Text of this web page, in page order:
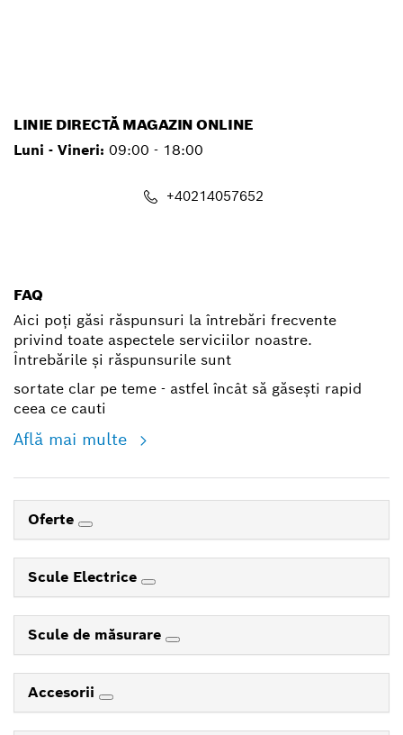
LINIE DIRECTĂ MAGAZIN ONLINE
Luni - Vineri: 09:00 - 18:00
+40214057652
FAQ
Aici poți găsi răspunsuri la întrebări frecvente
privind toate aspectele serviciilor noastre.
Întrebările și răspunsurile sunt
sortate clar pe teme - astfel încât să găsești rapid
ceea ce cauti
Află mai multe
Oferte
Scule Electrice
Scule de măsurare
Accesorii